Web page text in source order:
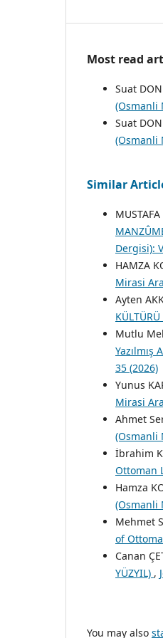
Most read
Suat
(Osmanli
Suat
(Osmanli
Similar
Dergisi):
HAMZA
Mirasi
Ayten
KÜLTÜRÜ
Mutlu
Yazılmış
35 (2026)
Yunus
Mirasi
Ahmet
(Osmanli
İbrahim
Ottoman
Hamza
(Osmanli
Mehmet
of
Canan
YÜZYIL) ,
You may also